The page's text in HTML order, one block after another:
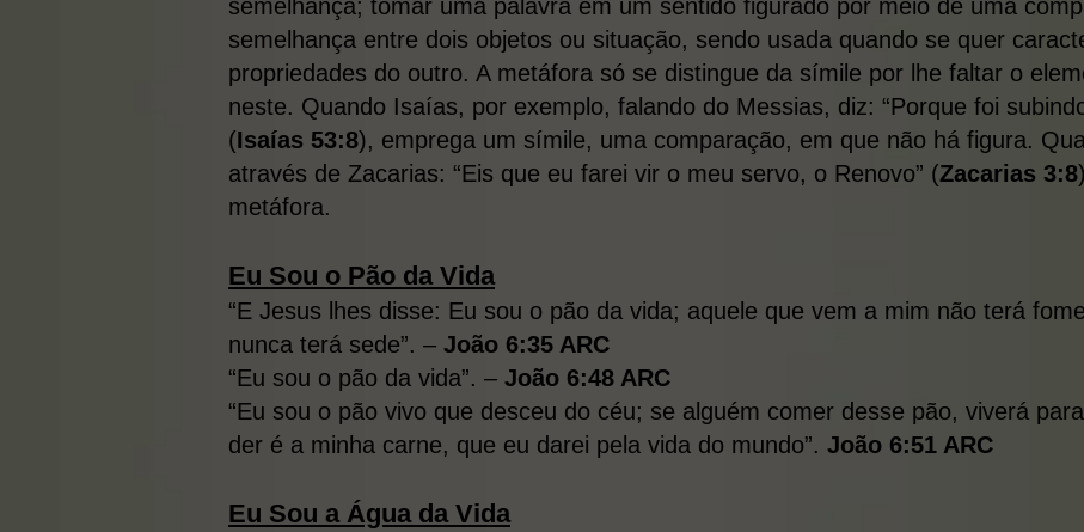
semelhança; tomar uma palavra em um sentido figurado por meio de uma
semelhança entre dois objetos ou situação, sendo usada quando se quer
propriedades do outro. A metáfora só se distingue da símile por lhe faltar o
neste. Quando Isaías, por exemplo, falando do Messias, diz: “Porque foi
(Isaías 53:8), emprega um símile, uma comparação, em que não há figura.
através de Zacarias: “Eis que eu farei vir o meu servo, o Renovo” (Zacarias 3:8
metáfora.
Eu Sou o Pão da Vida
“E Jesus lhes disse: Eu sou o pão da vida; aquele que vem a mim não terá
nunca terá sede”. – João 6:35 ARC
“Eu sou o pão da vida”. – João 6:48 ARC
“Eu sou o pão vivo que desceu do céu; se alguém comer desse pão, viverá
der é a minha carne, que eu darei pela vida do mundo”. João 6:51 ARC
Eu Sou a Água da Vida